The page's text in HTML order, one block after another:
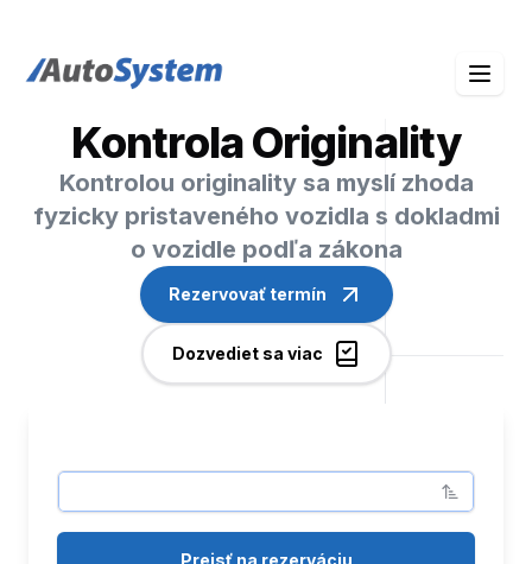
auto-system logo
Prejsť na rezerváciu
Kontrola Originality
Kontrolou originality sa myslí zhoda
fyzicky pristaveného vozidla s dokladmi
o vozidle podľa zákona
Rezervovať termín
Dozvediet sa viac